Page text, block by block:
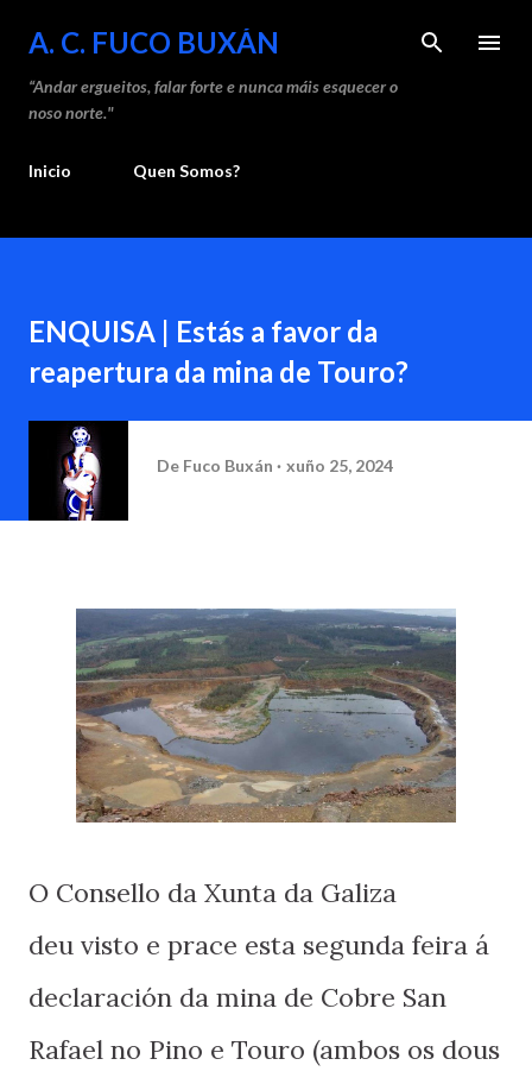
Saltar ao contido principal
A. C. FUCO BUXÁN
“Andar ergueitos, falar forte e nunca máis esquecer o
noso norte."
Inicio Quen Somos?
ENQUISA | Estás a favor da
reapertura da mina de Touro?
De Fuco Buxán xuño 25, 2024
O Consello da Xunta da Galiza
deu visto e prace esta segunda feira á
declaración da mina de Cobre San
Rafael no Pino e Touro (ambos os dous